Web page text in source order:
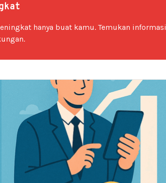
hanya buat kamu. Temukan informasi